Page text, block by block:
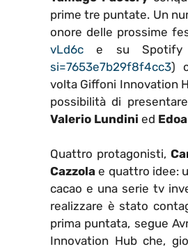
prime tre puntate. Un
onore delle prossime
vLd6c e su
si=7653e7b29f8f4cc3)
volta Giffoni Innovation
possibilità di
Valerio Lundini ed
Quattro protagonisti,
Cazzola e quattro idee:
cacao e una serie tv
realizzare è stato
prima puntata, segue
Innovation Hub che,